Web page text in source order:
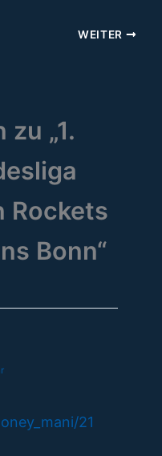
WEITER
„1.
Rockets
Bonn“
21